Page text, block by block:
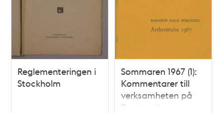
Reglementeringen i
Stockholm
Sommaren 1967 (1):
Kommentarer till
verksamheten på
Barnens ö